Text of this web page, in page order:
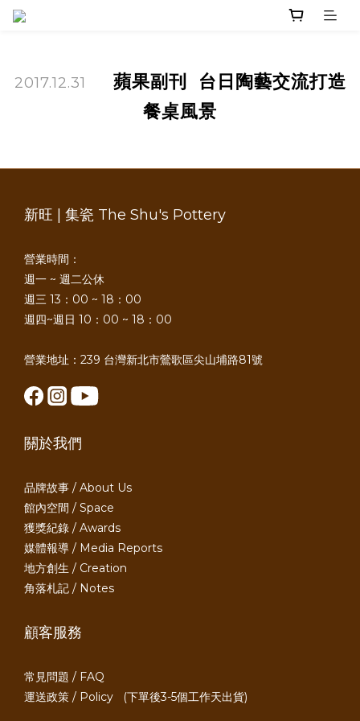
2017.12.31
蘋果副刊 台日陶藝交流打造
餐桌風景
新旺 | 集瓷 The Shu's Pottery
營業時間：
週一 ~ 週二公休
週三 13：00 ~ 18：00
週四~週日 10：00 ~ 18：00
營業地址：239 台灣新北市鶯歌區尖山埔路81號
關於我們
品牌故事 / About Us
館內空間 / Space
獲獎紀錄 / Awards
媒體報導 / Media Reports
地方創生 / Creation
角落札記 / Notes
顧客服務
常見問題 / FAQ
運送政策 / Policy (下單後3-5個工作天出貨)